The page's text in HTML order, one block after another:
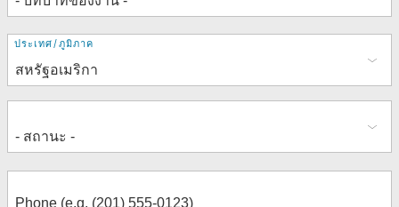
ที่
อยู่
ประเทศ/ภูมิภาค